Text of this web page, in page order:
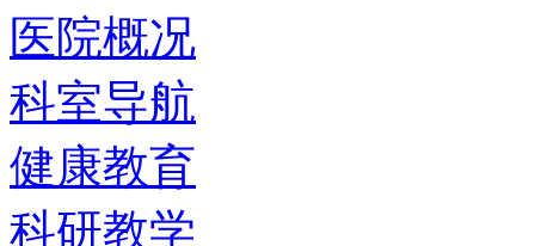
医院概况
科室导航
健康教育
科研教学